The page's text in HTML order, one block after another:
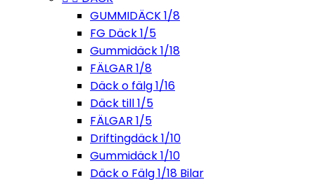
GUMMIDÄCK 1/8
FG Däck 1/5
Gummidäck 1/18
FÄLGAR 1/8
Däck o fälg 1/16
Däck till 1/5
FÄLGAR 1/5
Driftingdäck 1/10
Gummidäck 1/10
Däck o Fälg 1/18 Bilar